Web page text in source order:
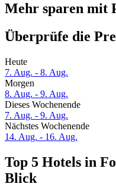
Mehr sparen mit
Überprüfe die
Heute
7. Aug. - 8. Aug.
Morgen
8. Aug. - 9. Aug.
Dieses Wochenende
7. Aug. - 9. Aug.
Nächstes Wochenende
14. Aug. - 16. Aug.
Top 5 Hotels in
Blick